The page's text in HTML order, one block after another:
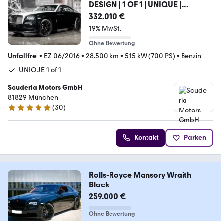
DESIGN | 1 OF 1 | UNIQUE |
CARBON
332.010 €
19% MwSt.
Ohne Bewertung
Unfallfrei • EZ 06/2016• 28.500 km • 515 kW (700 PS) • Benzin
UNIQUE 1 of 1
Scuderia Motors GmbH
81829 München
5 Sterne
(30)
Kontakt Parken
Rolls-Royce Mansory Wraith
Black
259.000 €
Ohne Bewertung